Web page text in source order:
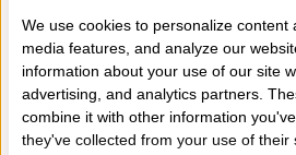
CAWÖ BADMAT WE LOVE
DOGS 50X80 CM
SCHWARZ/BEIGE 6247/93
We use cookies to personalize content
media features, and analyze our
information about your use of our site
advertising, and analytics partners.
combine it with other information
they've collected from your use of their